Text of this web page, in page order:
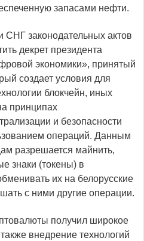
запасами нефти.
законодательных актов
декрет президента
экономики», принятый
создает условия для
блокчейн, иных
принципах
и безопасности
операций. Данным
разрешается майнить,
знаки (токены) в
их на белорусские
с ними другие операции.
получил широкое
внедрение технологий